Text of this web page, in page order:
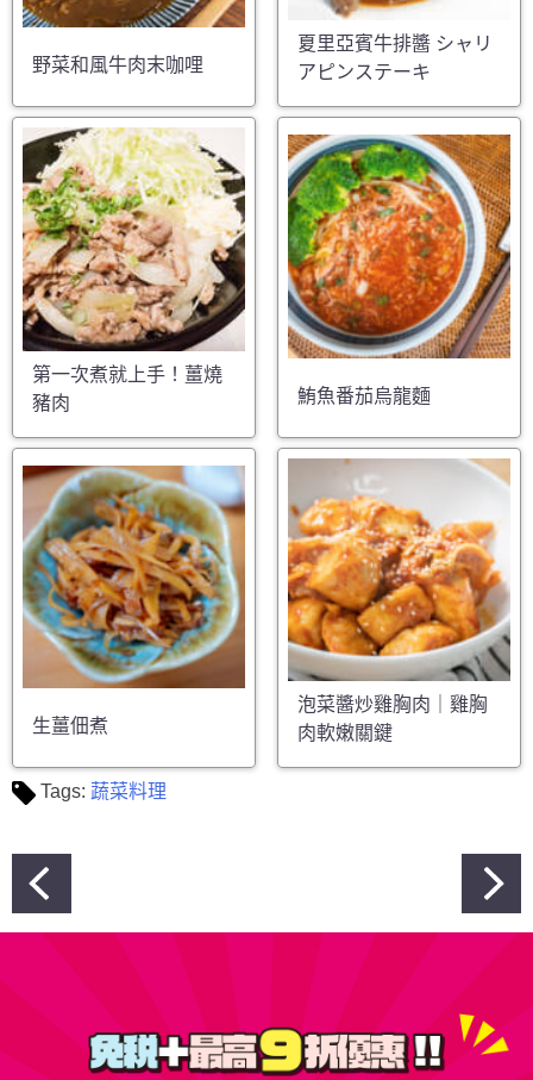
野菜和風牛肉末咖哩
夏里亞賓牛排醬 シャリ
アピンステーキ
第一次煮就上手！薑燒
豬肉
鮪魚番茄烏龍麵
生薑佃煮
泡菜醬炒雞胸肉｜雞胸
肉軟嫩關鍵
Tags: 蔬菜料理
文
章